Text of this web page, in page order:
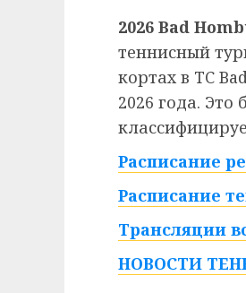
2026 Bad
теннисный
кортах в TC
2026 года. Это
Расписание
Расписание
Трансляции
НОВОСТИ